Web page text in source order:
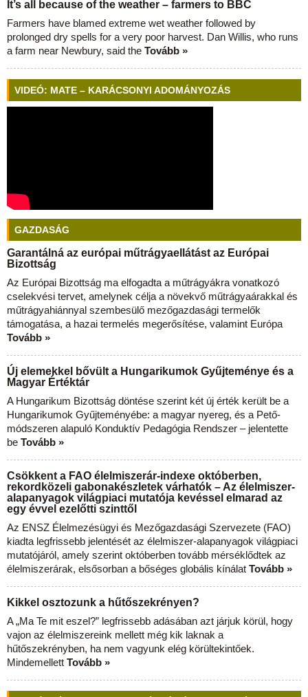
It’s all because of the weather – farmers to BBC
Farmers have blamed extreme wet weather followed by
prolonged dry spells for a very poor harvest. Dan Willis, who runs
a farm near Newbury, said the Tovább »
VIDEÓ: MATE – KARÁCSONYI ADOMÁNYOZÁS
GAZDASÁG
Garantálná az európai műtrágyaellátást az Európai
Bizottság
Az Európai Bizottság ma elfogadta a műtrágyákra vonatkozó
cselekvési tervet, amelynek célja a növekvő műtrágyaárakkal és
műtrágyahiánnyal szembesülő mezőgazdasági termelők
támogatása, a hazai termelés megerősítése, valamint Európa
Tovább »
Új elemekkel bővült a Hungarikumok Gyűjteménye és a
Magyar Értéktár
A Hungarikum Bizottság döntése szerint két új érték került be a
Hungarikumok Gyűjteményébe: a magyar nyereg, és a Pető-
módszeren alapuló Konduktív Pedagógia Rendszer – jelentette
be Tovább »
Csökkent a FAO élelmiszerár-indexe októberben,
rekordközeli gabonakészletek várhatók – Az élelmiszer-
alapanyagok világpiaci mutatója kevéssel elmarad az
egy évvel ezelőtti szinttől
Az ENSZ Élelmezésügyi és Mezőgazdasági Szervezete (FAO)
kiadta legfrissebb jelentését az élelmiszer-alapanyagok világpiaci
mutatójáról, amely szerint októberben tovább mérséklődtek az
élelmiszerárak, elsősorban a bőséges globális kínálat Tovább »
Kikkel osztozunk a hűtőszekrényen?
A „Ma Te mit eszel?” legfrissebb adásában azt járjuk körül, hogy
vajon az élelmiszereink mellett még kik laknak a
hűtőszekrényben, ha nem vagyunk elég körültekintőek.
Mindemellett Tovább »